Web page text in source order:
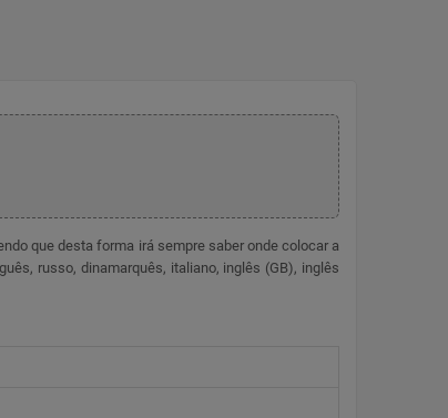
que desta forma irá sempre saber onde colocar a
russo, dinamarquês, italiano, inglês (GB), inglês